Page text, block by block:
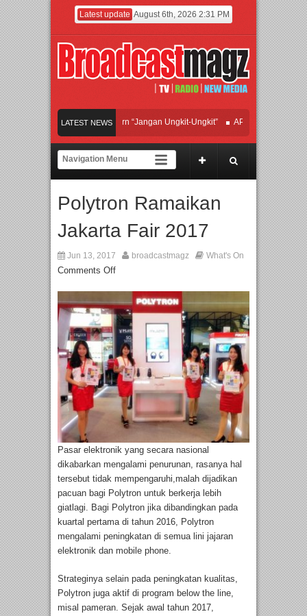
Latest update August 6th, 2026 2:31 PM
LATEST NEWS
Hadirkan Hipdut Modern “Jangan Ungkit-Ungkit” APMF 2026 Dorong
Perpaduan Warisan Dan Semangat Lokal, BIRKENSTOCK INDONESIA
Orchestra Presents The Beatles & Queen – feat. Marcello Tahitoe dan
Polytron Ramaikan
Jakarta Fair 2017
Jun 13, 2017 broadcastmagz What's On
Comments Off
Pasar elektronik yang secara nasional
dikabarkan mengalami penurunan, rasanya hal
tersebut tidak mempengaruhi,malah dijadikan
pacuan bagi Polytron untuk berkerja lebih
giatlagi. Bagi Polytron jika dibandingkan pada
kuartal pertama di tahun 2016, Polytron
mengalami peningkatan di semua lini jajaran
elektronik dan mobile phone.
Strateginya selain pada peningkatan kualitas,
Polytron juga aktif di program below the line,
misal pameran. Sejak awal tahun 2017,